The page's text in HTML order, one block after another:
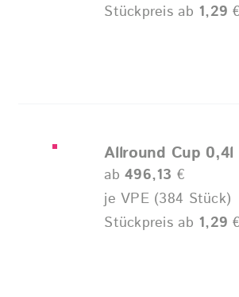
Stückpreis ab 1,29 €
Allround Cup
ab496,13 €
je VPE (384 Stück)
Stückpreis ab 1,29 €